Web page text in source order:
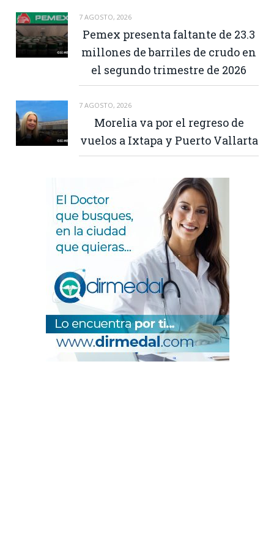
7 AGOSTO, 2026
Pemex presenta faltante de 23.3
millones de barriles de crudo en
el segundo trimestre de 2026
7 AGOSTO, 2026
Morelia va por el regreso de
vuelos a Ixtapa y Puerto Vallarta